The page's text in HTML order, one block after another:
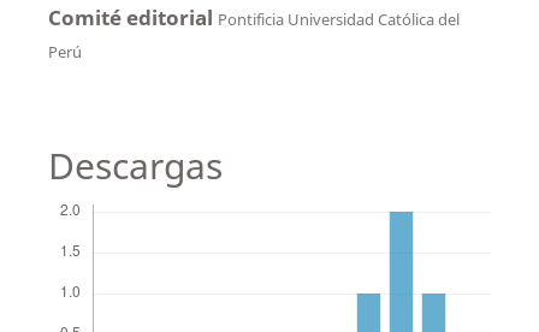
Comité editorial Pontificia Universidad Católica del
Perú
Descargas